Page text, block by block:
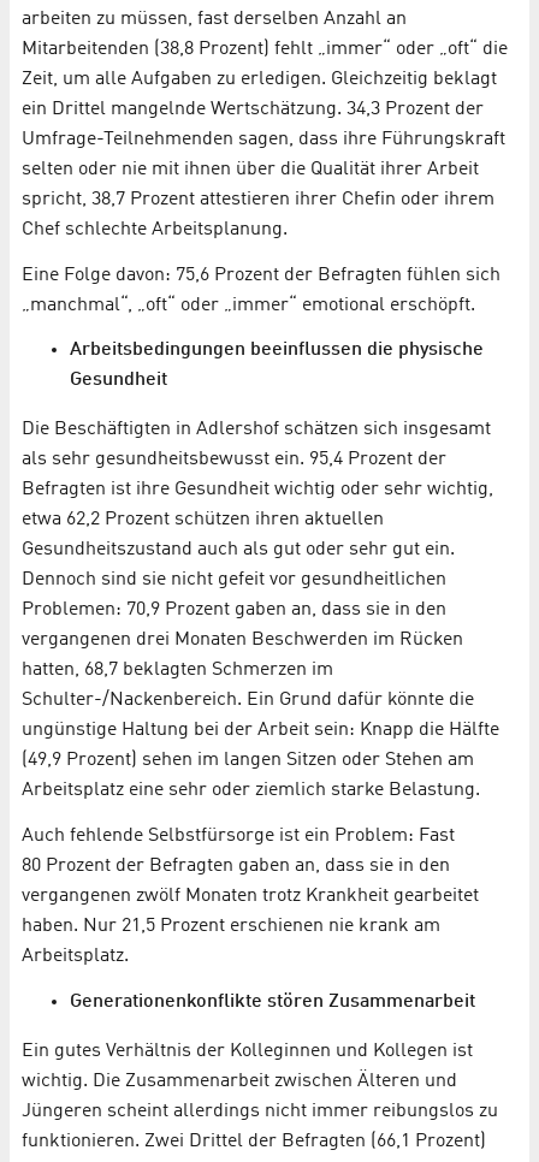
arbeiten zu müssen, fast derselben Anzahl an
Mitarbeitenden (38,8 Prozent) fehlt „immer“ oder „oft“ die
Zeit, um alle Aufgaben zu erledigen. Gleichzeitig beklagt
ein Drittel mangelnde Wertschätzung. 34,3 Prozent der
Umfrage-Teilnehmenden sagen, dass ihre Führungskraft
selten oder nie mit ihnen über die Qualität ihrer Arbeit
spricht, 38,7 Prozent attestieren ihrer Chefin oder ihrem
Chef schlechte Arbeitsplanung.
Eine Folge davon: 75,6 Prozent der Befragten fühlen sich
„manchmal“, „oft“ oder „immer“ emotional erschöpft.
Arbeitsbedingungen beeinflussen die physische
Gesundheit
Die Beschäftigten in Adlershof schätzen sich insgesamt
als sehr gesundheitsbewusst ein. 95,4 Prozent der
Befragten ist ihre Gesundheit wichtig oder sehr wichtig,
etwa 62,2 Prozent schützen ihren aktuellen
Gesundheitszustand auch als gut oder sehr gut ein.
Dennoch sind sie nicht gefeit vor gesundheitlichen
Problemen: 70,9 Prozent gaben an, dass sie in den
vergangenen drei Monaten Beschwerden im Rücken
hatten, 68,7 beklagten Schmerzen im
Schulter-/Nackenbereich. Ein Grund dafür könnte die
ungünstige Haltung bei der Arbeit sein: Knapp die Hälfte
(49,9 Prozent) sehen im langen Sitzen oder Stehen am
Arbeitsplatz eine sehr oder ziemlich starke Belastung.
Auch fehlende Selbstfürsorge ist ein Problem: Fast
80 Prozent der Befragten gaben an, dass sie in den
vergangenen zwölf Monaten trotz Krankheit gearbeitet
haben. Nur 21,5 Prozent erschienen nie krank am
Arbeitsplatz.
Generationenkonflikte stören Zusammenarbeit
Ein gutes Verhältnis der Kolleginnen und Kollegen ist
wichtig. Die Zusammenarbeit zwischen Älteren und
Jüngeren scheint allerdings nicht immer reibungslos zu
funktionieren. Zwei Drittel der Befragten (66,1 Prozent)